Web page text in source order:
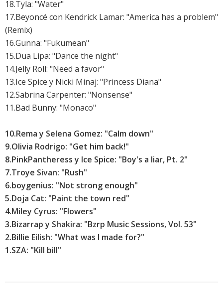
18.Tyla: "Water"
17.Beyoncé con Kendrick Lamar: "America has a problem"
(Remix)
16.Gunna: "Fukumean"
15.Dua Lipa: "Dance the night"
14.Jelly Roll: "Need a favor"
13.Ice Spice y Nicki Minaj: "Princess Diana"
12.Sabrina Carpenter: "Nonsense"
11.Bad Bunny: "Monaco"
10.Rema y Selena Gomez: "Calm down"
9.Olivia Rodrigo: "Get him back!"
8.PinkPantheress y Ice Spice: "Boy's a liar, Pt. 2"
7.Troye Sivan: "Rush"
6.boygenius: "Not strong enough"
5.Doja Cat: "Paint the town red"
4.Miley Cyrus: "Flowers"
3.Bizarrap y Shakira: "Bzrp Music Sessions, Vol. 53"
2.Billie Eilish: "What was I made for?"
1.SZA: "Kill bill"